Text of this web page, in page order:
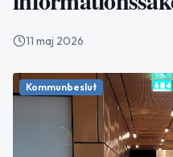
11 maj 2026
Kommunbeslut